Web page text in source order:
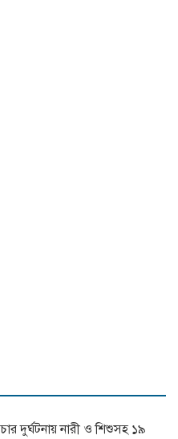
দুর্ঘটনায় নারী ও শিশুসহ ১৯